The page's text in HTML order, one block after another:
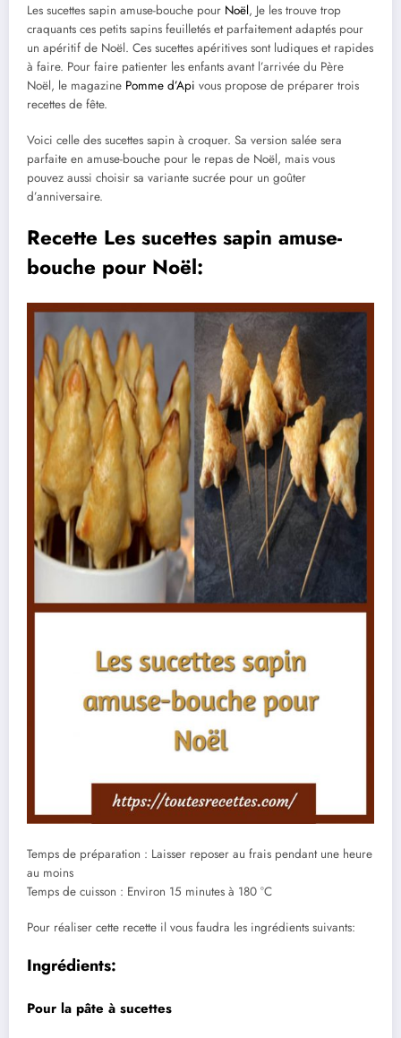
Les sucettes sapin amuse-bouche pour Noël, Je les trouve trop
craquants ces petits sapins feuilletés et parfaitement adaptés pour
un apéritif de Noël. Ces sucettes apéritives sont ludiques et rapides
à faire. Pour faire patienter les enfants avant l’arrivée du Père
Noël, le magazine Pomme d’Api vous propose de préparer trois
recettes de fête.
Voici celle des sucettes sapin à croquer. Sa version salée sera
parfaite en amuse-bouche pour le repas de Noël, mais vous
pouvez aussi choisir sa variante sucrée pour un goûter
d’anniversaire.
Recette Les sucettes sapin amuse-
bouche pour Noël:
Temps de préparation : Laisser reposer au frais pendant une heure
au moins
Temps de cuisson : Environ 15 minutes à 180 °C
Pour réaliser cette recette il vous faudra les ingrédients suivants:
Ingrédients:
Pour la pâte à sucettes